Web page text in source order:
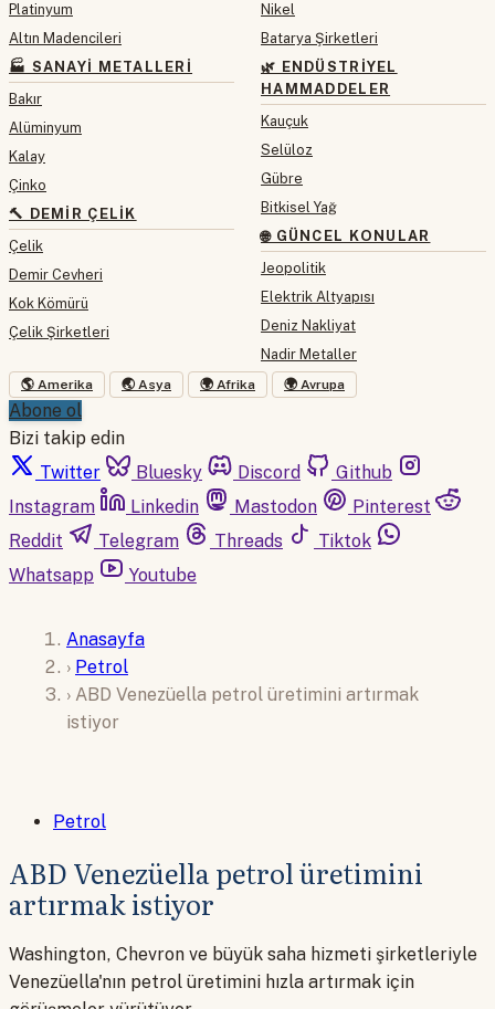
Platinyum
Altın Madencileri
🏭 SANAYI METALLERI
Bakır
Alüminyum
Kalay
Çinko
🔨 DEMIR ÇELIK
Çelik
Demir Cevheri
Kok Kömürü
Çelik Şirketleri
Nikel
Batarya Şirketleri
🌿 ENDÜSTRIYEL
HAMMADDELER
Kauçuk
Selüloz
Gübre
Bitkisel Yağ
🌐 GÜNCEL KONULAR
Jeopolitik
Elektrik Altyapısı
Deniz Nakliyat
Nadir Metaller
🌎 Amerika 🌏 Asya 🌍 Afrika 🌍 Avrupa
Abone ol
Bizi takip edin
Twitter
Bluesky Discord
Github
Instagram
Linkedin Mastodon
Pinterest
Reddit
Telegram Threads
Tiktok
Whatsapp
Youtube
Anasayfa
› Petrol
› ABD Venezüella petrol üretimini artırmak
istiyor
Petrol
ABD Venezüella petrol üretimini
artırmak istiyor
Washington, Chevron ve büyük saha hizmeti şirketleriyle
Venezüella'nın petrol üretimini hızla artırmak için